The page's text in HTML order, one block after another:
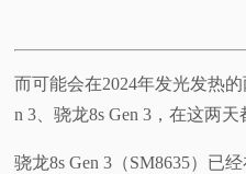
而可能会在2024年发光发热
n 3、骁龙8s Gen 3，在这两天
骁龙8s Gen 3（SM8635）已